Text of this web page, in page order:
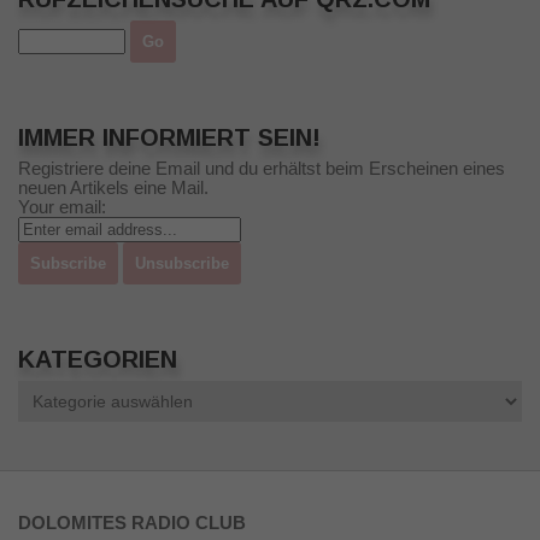
IMMER INFORMIERT SEIN!
Registriere deine Email und du erhältst beim Erscheinen eines
neuen Artikels eine Mail.
Your email:
KATEGORIEN
DOLOMITES RADIO CLUB